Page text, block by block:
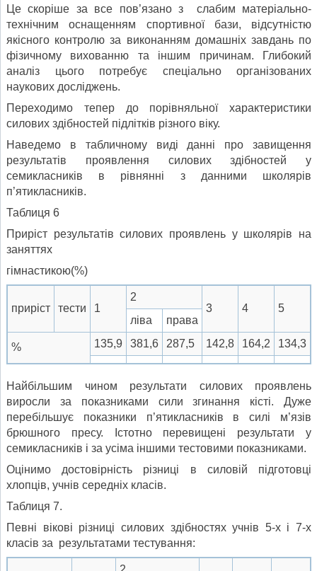
Це скоріше за все пов’язано з слабим матеріально-
технічним оснащенням спортивної бази, відсутністю
якісного контролю за виконанням домашніх завдань по
фізичному вихованню та іншим причинам. Глибокий
аналіз цього потребує спеціально організованих
наукових досліджень.
Переходимо тепер до порівняльної характеристики
силових здібностей підлітків різного віку.
Наведемо в табличному виді данні про завищення
результатів проявлення силових здібностей у
семикласників в рівнянні з данними школярів
п’ятикласників.
Таблиця 6
Приріст результатів силових проявлень у школярів на
заняттях
гімнастикою(%)
приріст тести 1
2
3
4
5
ліва
права
% 135,9 381,6 287,5 142,8 164,2 134,3
Найбільшим чином результати силових проявлень
виросли за показниками сили згинання кісті. Дуже
перебільшує показники п’ятикласників в силі м’язів
брюшного пресу. Істотно перевищені результати у
семикласників і за усіма іншими тестовими показниками.
Оцінимо достовірність різниці в силовій підготовці
хлопців, учнів середніх класів.
Таблиця 7.
Певні вікові різниці силових здібностях учнів 5-х і 7-х
класів за результатами тестування: